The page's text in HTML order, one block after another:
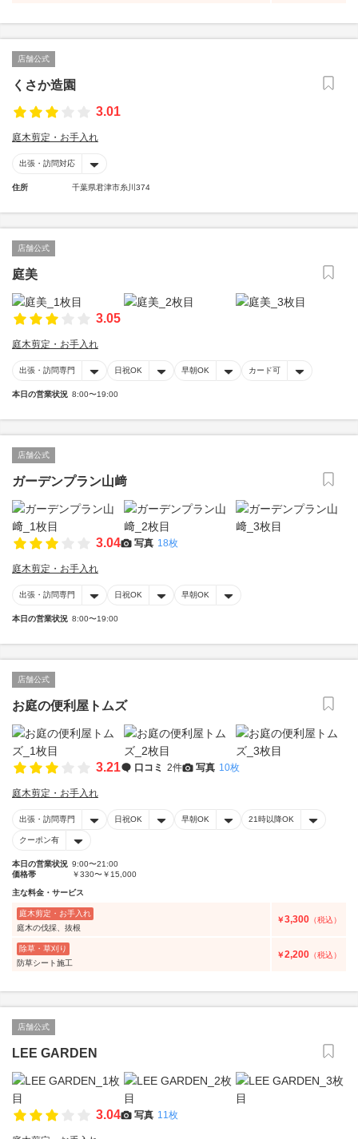
店舗公式
くさか造園
3.01
庭木剪定・お手入れ
出張・訪問対応
住所 千葉県君津市糸川374
店舗公式
庭美
3.05
庭木剪定・お手入れ
出張・訪問専門 日祝OK 早朝OK カード可
本日の営業状況 8:00〜19:00
店舗公式
ガーデンプラン山﨑
3.04 写真 18枚
庭木剪定・お手入れ
出張・訪問専門 日祝OK 早朝OK
本日の営業状況 8:00〜19:00
店舗公式
お庭の便利屋トムズ
3.21 口コミ 2件 写真 10枚
庭木剪定・お手入れ
出張・訪問専門 日祝OK 早朝OK 21時以降OK
クーポン有
本日の営業状況 9:00〜21:00
価格帯
￥330〜￥15,000
主な料金・サービス
庭木剪定・お手入れ
庭木の伐採、抜根
￥3,300 （税込）
除草・草刈り
防草シート施工
￥2,200 （税込）
店舗公式
LEE GARDEN
3.04 写真 11枚